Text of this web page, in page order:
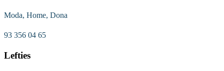
Moda, Home, Dona
93 356 04 65
Lefties